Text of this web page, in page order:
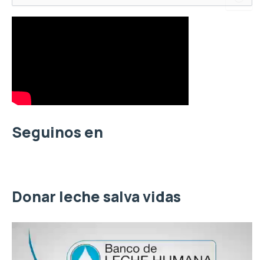
u
s
r
:
Seguinos en
Donar leche salva vidas